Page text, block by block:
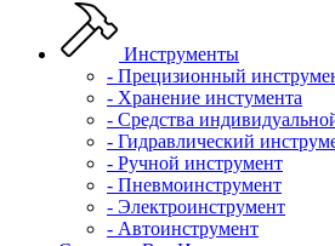
Инструменты
- Прецизионный
- Хранение инстумента
- Средства
- Гидравлический
- Ручной инструмент
- Пневмоинструмент
- Электроинструмент
- Автоинструмент